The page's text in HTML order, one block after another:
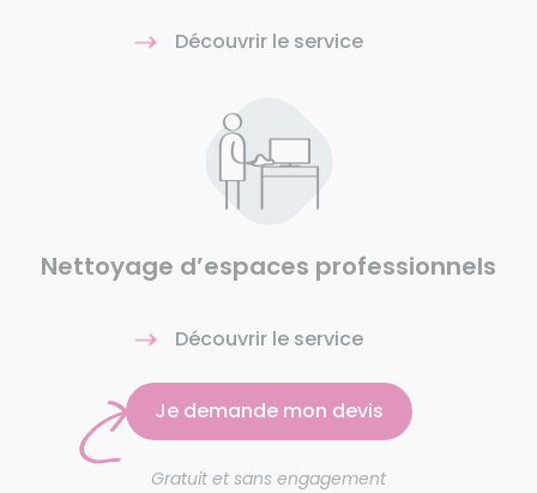
Découvrir le service
Nettoyage d’espaces professionnels
Découvrir le service
Je demande mon devis
Gratuit et sans engagement